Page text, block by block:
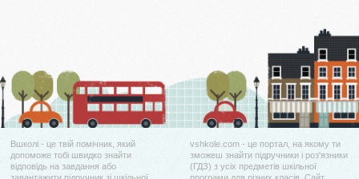
Вшколі - це твій помічник, який
допоможе тобі швидко знайти
відповідь на завдання або
vshkole.com - це портал, на якому ти
зможеш знайти підручники і роз'язники
(ГДЗ) з усіх предметів шкільної